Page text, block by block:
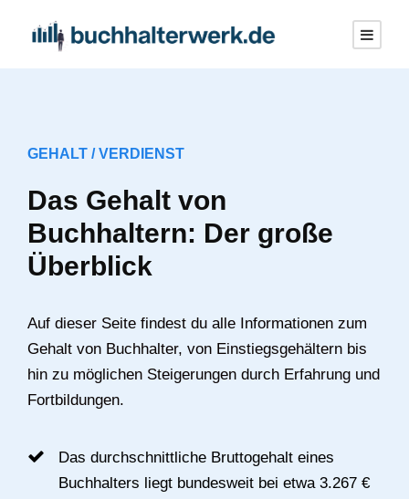
GEHALT / VERDIENST
Das Gehalt von
Buchhaltern: Der große
Überblick
Auf dieser Seite findest du alle Informationen zum
Gehalt von Buchhalter, von Einstiegsgehältern bis
hin zu möglichen Steigerungen durch Erfahrung und
Fortbildungen.
Das durchschnittliche Bruttogehalt eines
Buchhalters liegt bundesweit bei etwa 3.267 €